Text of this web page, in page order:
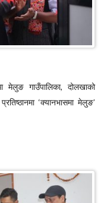
मेलुङ गाउँपालिका, दोलखाको
‘क्यानभासमा मेलुङ’